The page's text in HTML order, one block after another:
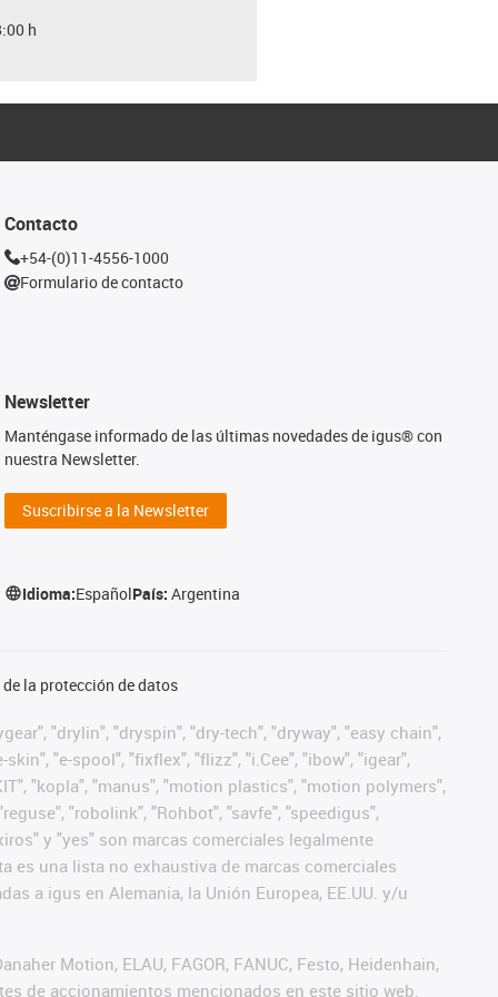
h
Contacto
+54-(0)11-4556-1000
Formulario de contacto
Newsletter
Manténgase informado de las últimas novedades de igus® con
nuestra Newsletter.
Suscribirse a la Newsletter
Idioma:EspañolPaís:Argentina
la protección de datos
"drylin", "dryspin", "dry-tech", "dryway", "easy chain",
"e-spool", "fixflex", "flizz", "i.Cee", "ibow", "igear",
"kopla", "manus", "motion plastics", "motion polymers",
"robolink", "Rohbot", "savfe", "speedigus",
y "yes" son marcas comerciales legalmente
es una lista no exhaustiva de marcas comerciales
a igus en Alemania, la Unión Europea, EE.UU. y/u
Motion, ELAU, FAGOR, FANUC, Festo, Heidenhain,
de accionamientos mencionados en este sitio web.